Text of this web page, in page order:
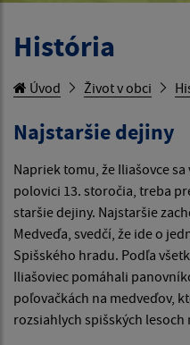
História
Úvod Život v obci
Najstaršie dejiny
Napriek tomu, že Iliašovce
polovici 13. storočia, treba
staršie dejiny. Najstaršie
Medveďa, svedčí, že ide o
Spišského hradu. Podľa
Iliašoviec pomáhali
poľovačkách na medveďov,
rozsiahlych spišských lesoch